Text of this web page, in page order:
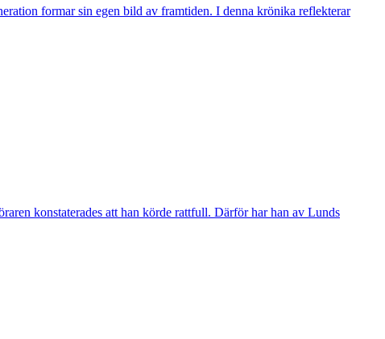
formar sin egen bild av framtiden. I denna krönika reflekterar
konstaterades att han körde rattfull. Därför har han av Lunds